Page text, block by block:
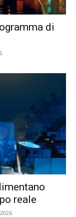
di
reale